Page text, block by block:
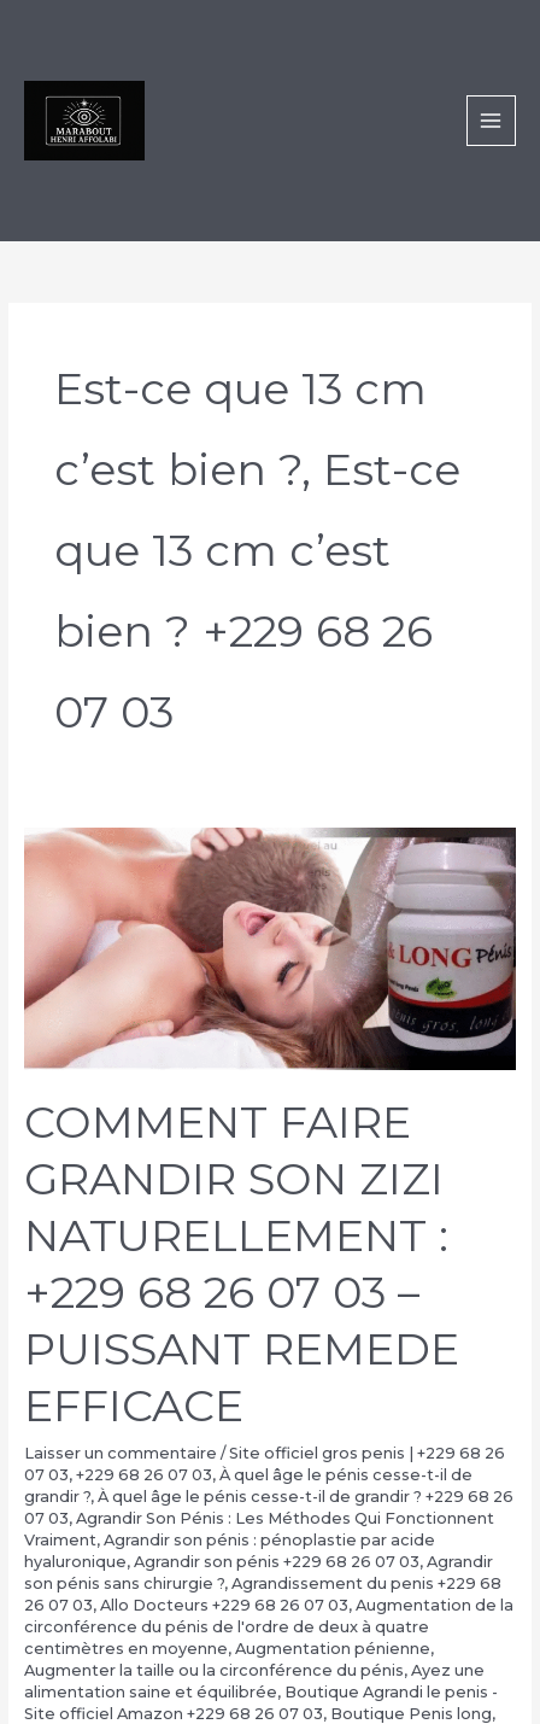
Est-ce que 13 cm
c’est bien ?, Est-ce
que 13 cm c’est
bien ? +229 68 26
07 03
COMMENT FAIRE
GRANDIR SON ZIZI
NATURELLEMENT :
+229 68 26 07 03 –
PUISSANT REMEDE
EFFICACE
Laisser un commentaire /Site officiel gros penis | +229 68 26
07 03, +229 68 26 07 03, À quel âge le pénis cesse-t-il de
grandir ?, À quel âge le pénis cesse-t-il de grandir ? +229 68 26
07 03, Agrandir Son Pénis : Les Méthodes Qui Fonctionnent
Vraiment, Agrandir son pénis : pénoplastie par acide
hyaluronique, Agrandir son pénis +229 68 26 07 03, Agrandir
son pénis sans chirurgie ?, Agrandissement du penis +229 68
26 07 03, Allo Docteurs +229 68 26 07 03, Augmentation de la
circonférence du pénis de l'ordre de deux à quatre
centimètres en moyenne, Augmentation pénienne,
Augmenter la taille ou la circonférence du pénis, Ayez une
alimentation saine et équilibrée, Boutique Agrandi le penis -
Site officiel Amazon +229 68 26 07 03, Boutique Penis long,